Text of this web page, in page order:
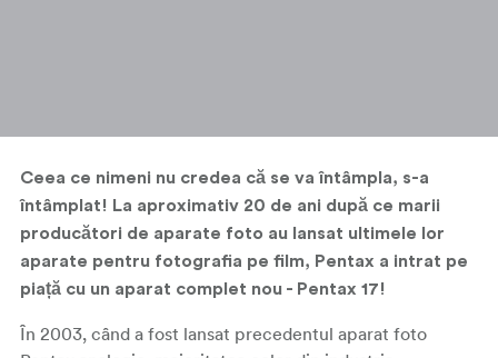
Ceea ce nimeni nu credea că se va întâmpla, s-a
întâmplat! La aproximativ 20 de ani după ce marii
producători de aparate foto au lansat ultimele lor
aparate pentru fotografia pe film, Pentax a intrat pe
piață cu un aparat complet nou - Pentax 17!
În 2003, când a fost lansat precedentul aparat foto